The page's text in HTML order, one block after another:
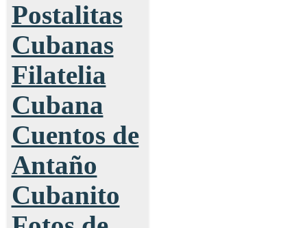
Postalitas
Cubanas
Filatelia
Cubana
Cuentos de
Antaño
Cubanito